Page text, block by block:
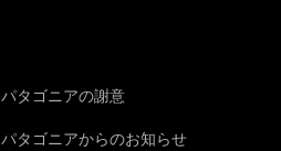
パタゴニアの謝意
パタゴニアからのお知らせ